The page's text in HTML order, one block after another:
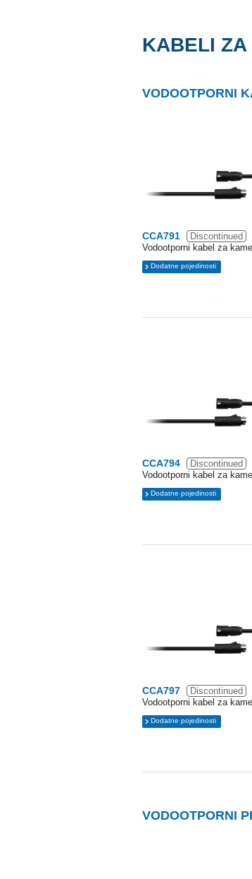
KABELI ZA
VODOOTPORNI
CCA791
Discontinued
Vodootporni kabel za
Dodatne pojedinosti
CCA794
Discontinued
Vodootporni kabel za
Dodatne pojedinosti
CCA797
Discontinued
Vodootporni kabel za
Dodatne pojedinosti
VODOOTPORNI